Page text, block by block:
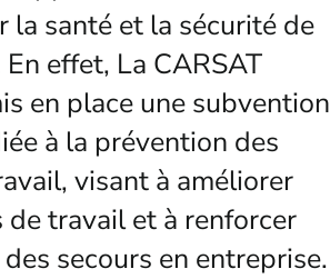
la santé et la sécurité de
effet, La CARSAT
en place une subvention
à la prévention des
visant à améliorer
travail et à renforcer
secours en entreprise.